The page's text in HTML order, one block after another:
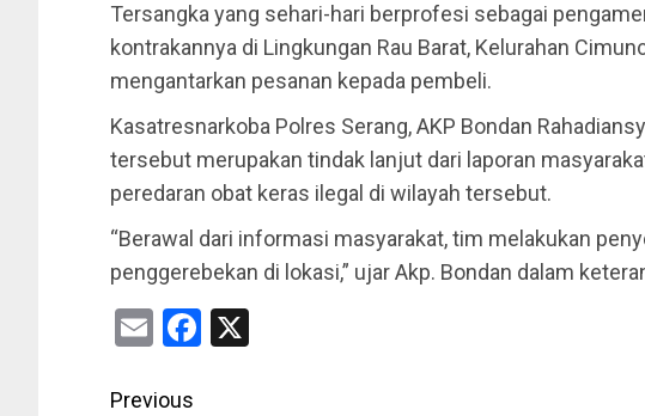
Tersangka yang sehari-hari berprofesi sebagai
kontrakannya di Lingkungan Rau Barat, Kelurahan
mengantarkan pesanan kepada pembeli.
Kasatresnarkoba Polres Serang, AKP Bondan
tersebut merupakan tindak lanjut dari laporan
peredaran obat keras ilegal di wilayah tersebut.
“Berawal dari informasi masyarakat, tim melakukan
penggerebekan di lokasi,” ujar Akp. Bondan dalam
EmailFacebook
Previous